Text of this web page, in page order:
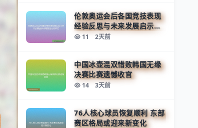
伦敦奥运会后各国竞技表现
经验反思与未来发展启示战
略路径比较研究
11 2天前
中国冰壶混双惜败韩国无缘
决赛比赛遗憾收官
14 3天前
76人核心球员恢复顺利 东部
赛区格局或迎来新变化